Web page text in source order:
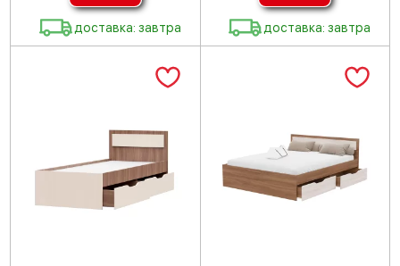
доставка: завтра доставка: завтра